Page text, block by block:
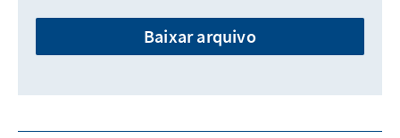
Baixar arquivo